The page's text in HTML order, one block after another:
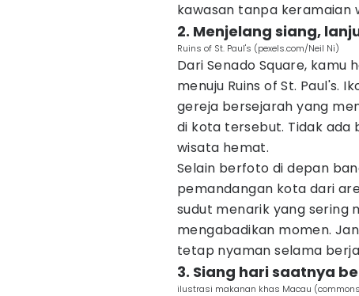
kawasan tanpa keramaian
2. Menjelang siang,
Ruins of St. Paul's (pexels.com/Neil Ni)
Dari Senado Square, kamu
menuju Ruins of St. Paul's.
gereja bersejarah yang
di kota tersebut. Tidak ada
wisata hemat.
Selain berfoto di depan
pemandangan kota dari
sudut menarik yang sering
mengabadikan momen.
tetap nyaman selama
3. Siang hari saatnya
ilustrasi makanan khas Macau